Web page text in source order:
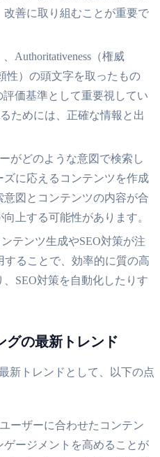
善に取り組むことが重要で
Authoritativeness（権威
性）の頭文字を取ったもの
評価基準として重要視してい
ためには、正確な情報と出
がどのような意図で検索し
に応えるコンテンツを作成
図とコンテンツの内容が合
上する可能性があります。
テンツ生成やSEO対策が注
ることで、効率的に質の高
SEO対策を自動化したりす
グの最新トレンド
新トレンドとして、以下の点
ーザーに合わせたコンテン
ージメントを高めることが